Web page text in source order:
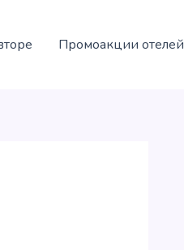
Промоакции отелей